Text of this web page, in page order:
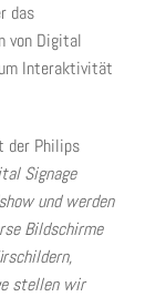
das
von Digital
um Interaktivität
der Philips
Signage
und werden
Bildschirme
stellen wir